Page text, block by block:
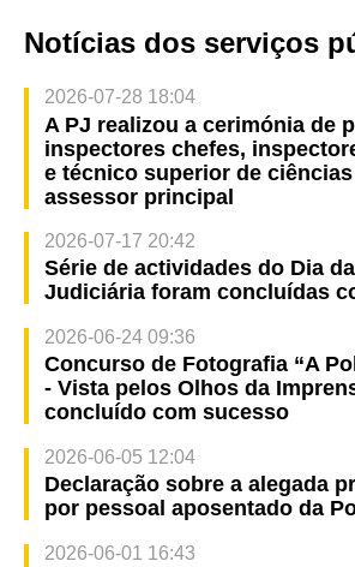
Notícias dos serviços
2026-07-28 18:04
A PJ realizou a cerimónia de
inspectores chefes,
e técnico superior de
assessor principal
2026-07-17 20:42
Série de actividades do Dia
Judiciária foram concluídas
2026-06-24 09:36
Concurso de Fotografia “A
- Vista pelos Olhos da
concluído com sucesso
2026-06-05 12:04
Declaração sobre a alegada
por pessoal aposentado da
2026-06-01 16:43